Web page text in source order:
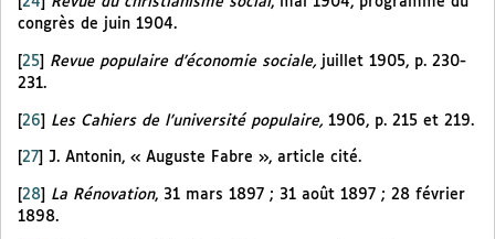
congrès de juin 1904.
25 Revue populaire d’économie sociale, juillet 1905, p. 230-
231.
[26] Les Cahiers de l’université populaire, 1906, p. 215 et 219.
27 J. Antonin, « Auguste Fabre », article cité.
[28] La Rénovation, 31 mars 1897 ; 31 août 1897 ; 28 février
1898.